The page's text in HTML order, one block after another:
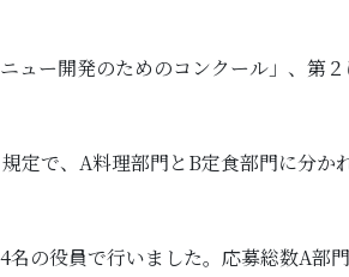
ュー開発のためのコンクール」、第
定で、A料理部門とB定食部門に分か
の役員で行いました。応募総数A部